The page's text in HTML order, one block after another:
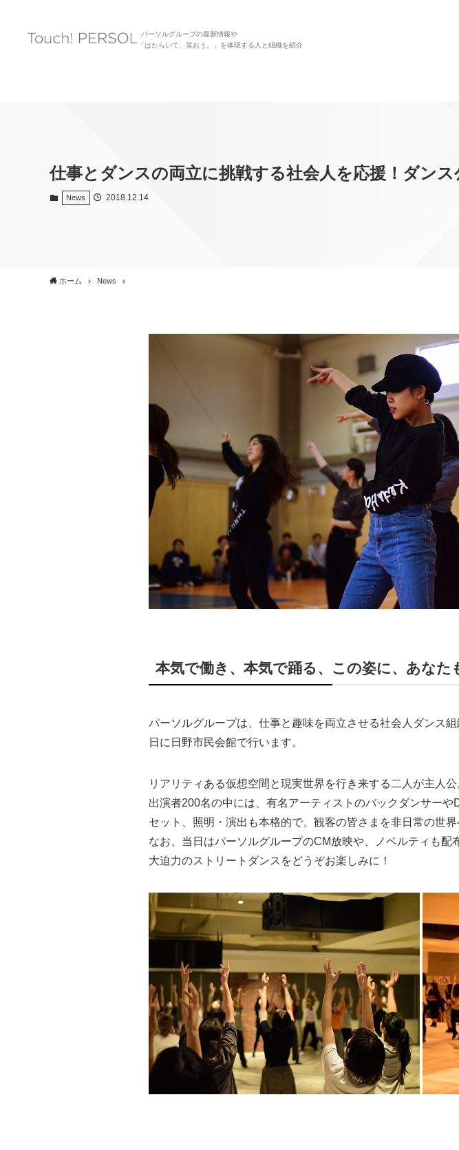
パーソルグループの最新情報や
「はたらいて、笑おう。」を体現する人と組織を紹介
仕事とダンスの両立に挑戦する社会人を応援！ダンス
News 2018.12.14
ホーム News
本気で働き、本気で踊る、この姿に、あなた
パーソルグループは、仕事と趣味を両立させる社会人ダンス
日に日野市民会館で行います。
リアリティある仮想空間と現実世界を行き来する二人が主人
出演者200名の中には、有名アーティストのバックダンサー
セット、照明・演出も本格的で、観客の皆さまを非日常の世界
なお、当日はパーソルグループのCM放映や、ノベルティも配
大迫力のストリートダンスをどうぞお楽しみに！